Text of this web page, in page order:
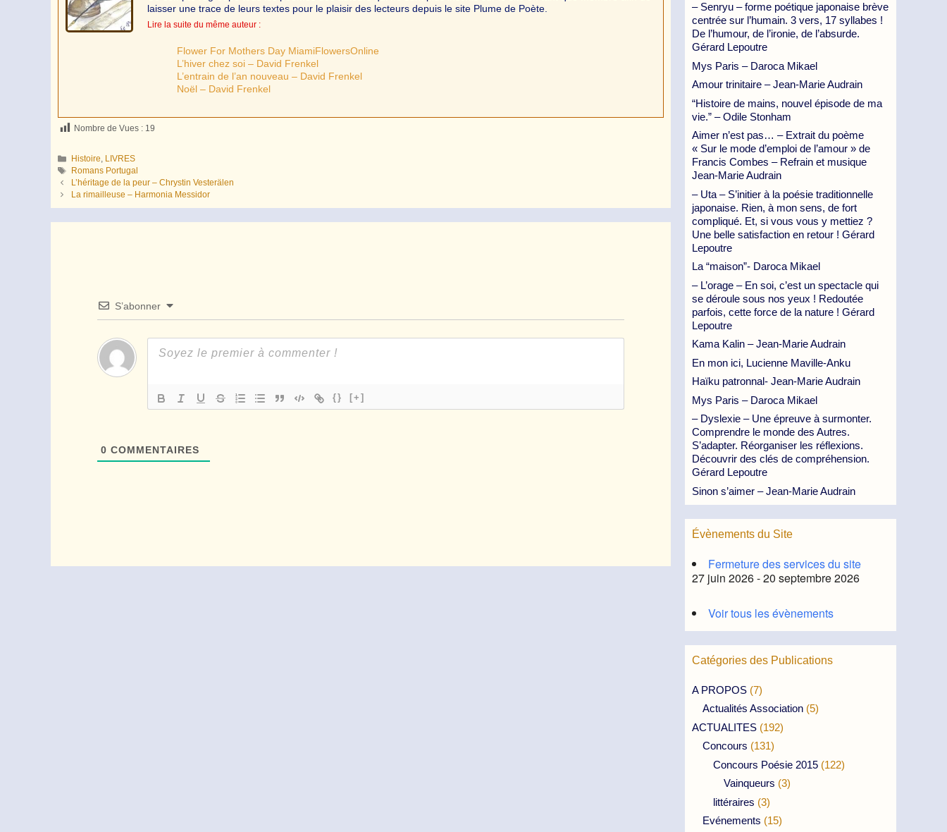
laisser une trace de leurs textes pour le plaisir des lecteurs depuis le site Plume de Poète.
Lire la suite du même auteur :
Flower For Mothers Day MiamiFlowersOnline
L’hiver chez soi – David Frenkel
L’entrain de l’an nouveau – David Frenkel
Noël – David Frenkel
Nombre de Vues : 19
Catégories
Histoire, LIVRES
Étiquettes
Romans Portugal
L’héritage de la peur – Chrystin Vesterälen
La rimailleuse – Harmonia Messidor
S’abonner
{} [+]
0 COMMENTAIRES
– Senryu – forme poétique japonaise brève
centrée sur l’humain. 3 vers, 17 syllabes !
De l’humour, de l’ironie, de l’absurde.
Gérard Lepoutre
Mys Paris – Daroca Mikael
Amour trinitaire – Jean-Marie Audrain
“Histoire de mains, nouvel épisode de ma
vie.” – Odile Stonham
Aimer n’est pas… – Extrait du poème
« Sur le mode d’emploi de l’amour » de
Francis Combes – Refrain et musique
Jean-Marie Audrain
– Uta – S’initier à la poésie traditionnelle
japonaise. Rien, à mon sens, de fort
compliqué. Et, si vous vous y mettiez ?
Une belle satisfaction en retour ! Gérard
Lepoutre
La “maison”- Daroca Mikael
– L’orage – En soi, c’est un spectacle qui
se déroule sous nos yeux ! Redoutée
parfois, cette force de la nature ! Gérard
Lepoutre
Kama Kalin – Jean-Marie Audrain
En mon ici, Lucienne Maville-Anku
Haïku patronnal- Jean-Marie Audrain
Mys Paris – Daroca Mikael
– Dyslexie – Une épreuve à surmonter.
Comprendre le monde des Autres.
S’adapter. Réorganiser les réflexions.
Découvrir des clés de compréhension.
Gérard Lepoutre
Sinon s’aimer – Jean-Marie Audrain
Évènements du Site
Fermeture des services du site
27 juin 2026 - 20 septembre 2026
Voir tous les évènements
Catégories des Publications
A PROPOS (7)
Actualités Association (5)
ACTUALITES (192)
Concours (131)
Concours Poésie 2015 (122)
Vainqueurs (3)
littéraires (3)
Evénements (15)